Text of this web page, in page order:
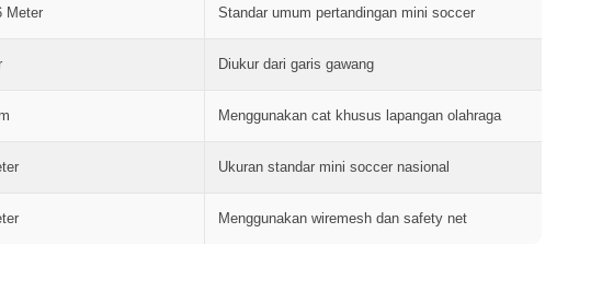
Meter Standar umum pertandingan mini soccer
Diukur dari garis gawang
Menggunakan cat khusus lapangan olahraga
Ukuran standar mini soccer nasional
Menggunakan wiremesh dan safety net